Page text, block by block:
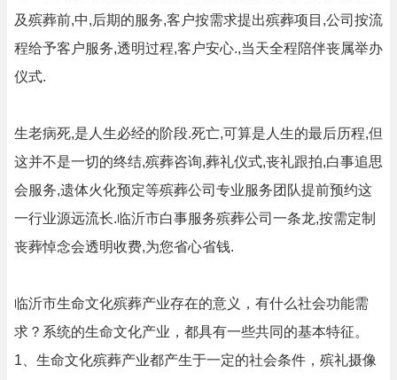
及殡葬前,中,后期的服务,客户按需求提出殡葬项目,公司按流
程给予客户服务,透明过程,客户安心.,当天全程陪伴丧属举办
仪式.
生老病死,是人生必经的阶段.死亡,可算是人生的最后历程,但
这并不是一切的终结,殡葬咨询,葬礼仪式,丧礼跟拍,白事追思
会服务,遗体火化预定等殡葬公司专业服务团队提前预约这
一行业源远流长.临沂市白事服务殡葬公司一条龙,按需定制
丧葬悼念会透明收费,为您省心省钱.
临沂市生命文化殡葬产业存在的意义，有什么社会功能需
求？系统的生命文化产业，都具有一些共同的基本特征。
1、生命文化殡葬产业都产生于一定的社会条件，殡礼摄像